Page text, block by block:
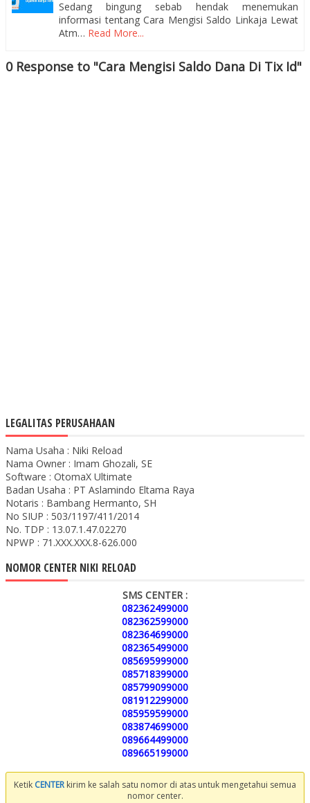
Sedang bingung sebab hendak menemukan
informasi tentang Cara Mengisi Saldo Linkaja Lewat
Atm… Read More...
0 Response to "Cara Mengisi Saldo Dana Di Tix Id"
LEGALITAS PERUSAHAAN
Nama Usaha : Niki Reload
Nama Owner : Imam Ghozali, SE
Software : OtomaX Ultimate
Badan Usaha : PT Aslamindo Eltama Raya
Notaris : Bambang Hermanto, SH
No SIUP : 503/1197/411/2014
No. TDP : 13.07.1.47.02270
NPWP : 71.XXX.XXX.8-626.000
NOMOR CENTER NIKI RELOAD
SMS CENTER :
082362499000
082362599000
082364699000
082365499000
085695999000
085718399000
085799099000
081912299000
085959599000
083874699000
089664499000
089665199000
Ketik CENTER kirim ke salah satu nomor di atas untuk mengetahui semua
nomor center.